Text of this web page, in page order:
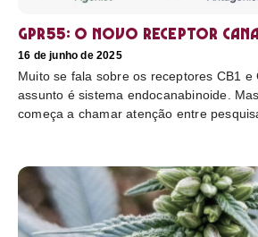
GPR55: o novo receptor
16 de junho de 2025
Muito se fala sobre os receptores CB1 e
assunto é sistema endocanabinoide.
começa a chamar atenção entre